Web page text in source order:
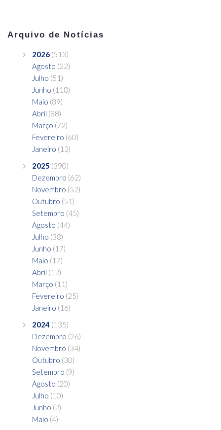
Arquivo de Notícias
2026 (513)
Agosto (22)
Julho (51)
Junho (118)
Maio (89)
Abril (88)
Março (72)
Fevereiro (60)
Janeiro (13)
2025 (390)
Dezembro (62)
Novembro (52)
Outubro (51)
Setembro (45)
Agosto (44)
Julho (38)
Junho (17)
Maio (17)
Abril (12)
Março (11)
Fevereiro (25)
Janeiro (16)
2024 (135)
Dezembro (26)
Novembro (34)
Outubro (30)
Setembro (9)
Agosto (20)
Julho (10)
Junho (2)
Maio (4)